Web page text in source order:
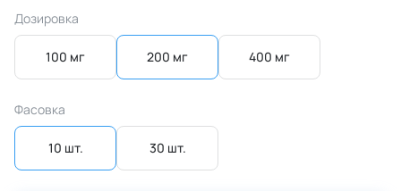
Дозировка
100 мг 200 мг 400 мг
Фасовка
10 шт. 30 шт.